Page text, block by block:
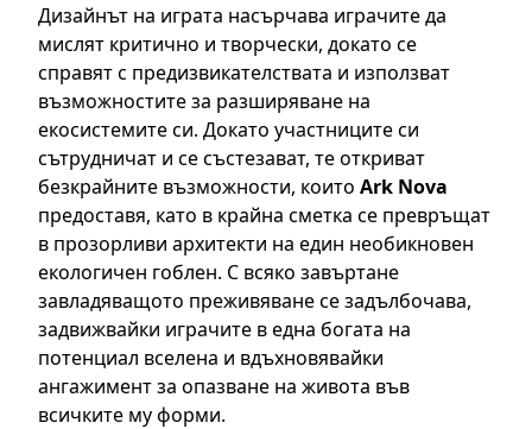
Дизайнът на играта насърчава играчите да
мислят критично и творчески, докато се
справят с предизвикателствата и използват
възможностите за разширяване на
екосистемите си. Докато участниците си
сътрудничат и се състезават, те откриват
безкрайните възможности, които Ark Nova
предоставя, като в крайна сметка се превръщат
в прозорливи архитекти на един необикновен
екологичен гоблен. С всяко завъртане
завладяващото преживяване се задълбочава,
задвижвайки играчите в една богата на
потенциал вселена и вдъхновявайки
ангажимент за опазване на живота във
всичките му форми.